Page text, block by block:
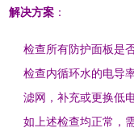
解决方案 ：
检查所有防护面板是
检查内循环水的电导
滤网，补充或更换低
如上述检查均正常，